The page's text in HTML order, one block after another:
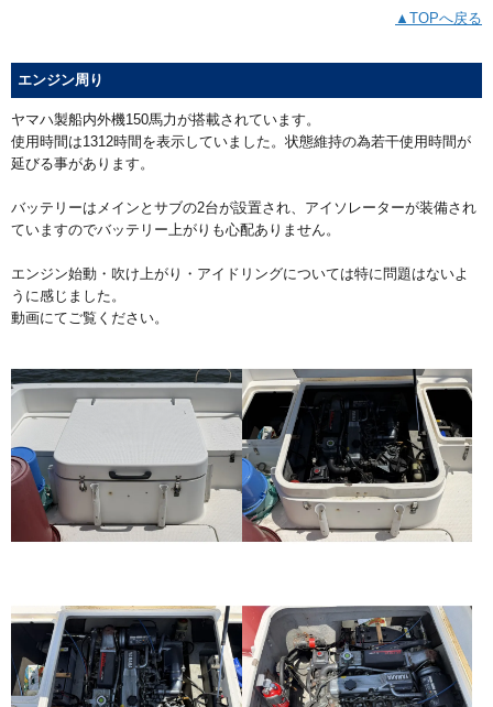
▲TOPへ戻る
エンジン周り
ヤマハ製船内外機150馬力が搭載されています。
使用時間は1312時間を表示していました。状態維持の為若干使用時間が
延びる事があります。
バッテリーはメインとサブの2台が設置され、アイソレーターが装備され
ていますのでバッテリー上がりも心配ありません。
エンジン始動・吹け上がり・アイドリングについては特に問題はないよ
うに感じました。
動画にてご覧ください。